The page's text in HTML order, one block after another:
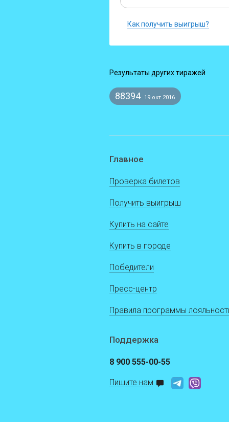
Как получить выигрыш?
Результаты других тиражей
88394 19 окт 2016
Главное
Проверка билетов
Получить выигрыш
Купить на сайте
Купить в городе
Победители
Пресс-центр
Правила программы
Поддержка
8 900 555-00-55
Пишите нам